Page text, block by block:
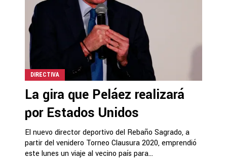
DIRECTIVA
La gira que Peláez realizará
por Estados Unidos
El nuevo director deportivo del Rebaño Sagrado, a
partir del venidero Torneo Clausura 2020, emprendió
este lunes un viaje al vecino país para...